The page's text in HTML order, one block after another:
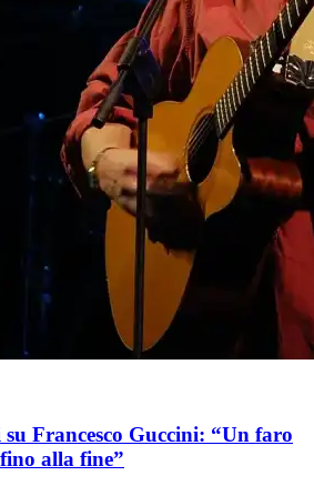
Francesco Guccini: “Un faro
alla fine”